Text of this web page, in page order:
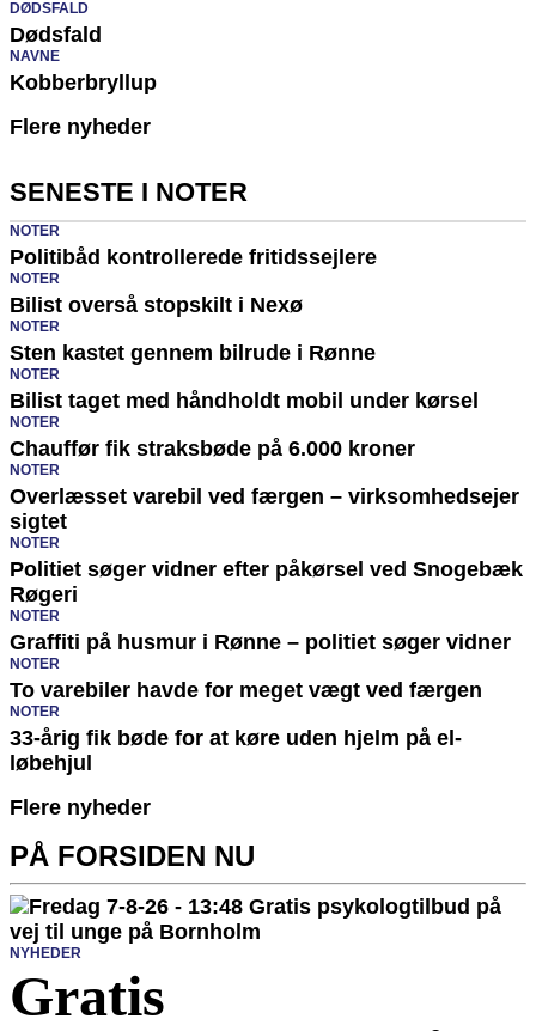
DØDSFALD
Dødsfald
NAVNE
Kobberbryllup
Flere nyheder
SENESTE I NOTER
NOTER
Politibåd kontrollerede fritidssejlere
NOTER
Bilist overså stopskilt i Nexø
NOTER
Sten kastet gennem bilrude i Rønne
NOTER
Bilist taget med håndholdt mobil under kørsel
NOTER
Chauffør fik straksbøde på 6.000 kroner
NOTER
Overlæsset varebil ved færgen – virksomhedsejer
sigtet
NOTER
Politiet søger vidner efter påkørsel ved Snogebæk
Røgeri
NOTER
Graffiti på husmur i Rønne – politiet søger vidner
NOTER
To varebiler havde for meget vægt ved færgen
NOTER
33-årig fik bøde for at køre uden hjelm på el-
løbehjul
Flere nyheder
PÅ FORSIDEN NU
NYHEDER
Gratis